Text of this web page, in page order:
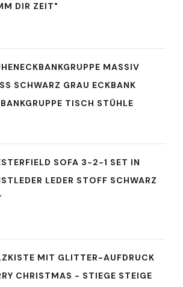
DIR ZEIT"
MASSIV
SCHWARZ GRAU ECKBANK E
TISCH STÜHLE
SOFA 3-2-1 SET IN
LEDER STOFF SCHWARZ
MIT GLITTER-AUFDRUCK
CHRISTMAS - STIEGE STEIGE